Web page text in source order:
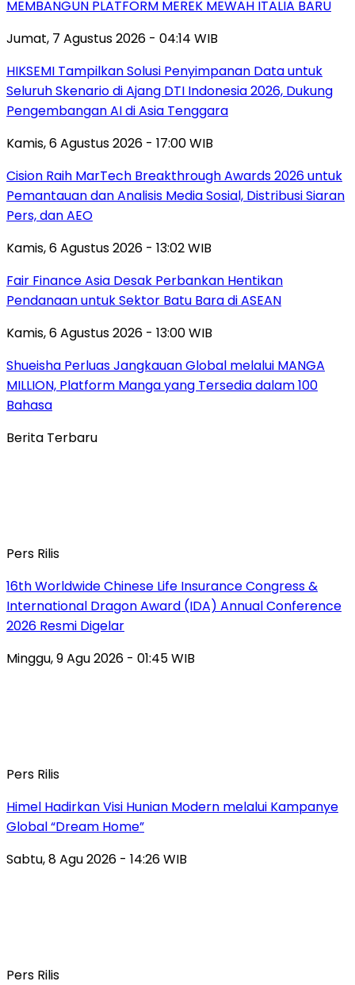
MEMBANGUN PLATFORM MEREK MEWAH ITALIA BARU
Jumat, 7 Agustus 2026 - 04:14 WIB
HIKSEMI Tampilkan Solusi Penyimpanan Data untuk
Seluruh Skenario di Ajang DTI Indonesia 2026, Dukung
Pengembangan AI di Asia Tenggara
Kamis, 6 Agustus 2026 - 17:00 WIB
Cision Raih MarTech Breakthrough Awards 2026 untuk
Pemantauan dan Analisis Media Sosial, Distribusi Siaran
Pers, dan AEO
Kamis, 6 Agustus 2026 - 13:02 WIB
Fair Finance Asia Desak Perbankan Hentikan
Pendanaan untuk Sektor Batu Bara di ASEAN
Kamis, 6 Agustus 2026 - 13:00 WIB
Shueisha Perluas Jangkauan Global melalui MANGA
MILLION, Platform Manga yang Tersedia dalam 100
Bahasa
Berita Terbaru
Pers Rilis
16th Worldwide Chinese Life Insurance Congress &
International Dragon Award (IDA) Annual Conference
2026 Resmi Digelar
Minggu, 9 Agu 2026 - 01:45 WIB
Pers Rilis
Himel Hadirkan Visi Hunian Modern melalui Kampanye
Global “Dream Home”
Sabtu, 8 Agu 2026 - 14:26 WIB
Pers Rilis